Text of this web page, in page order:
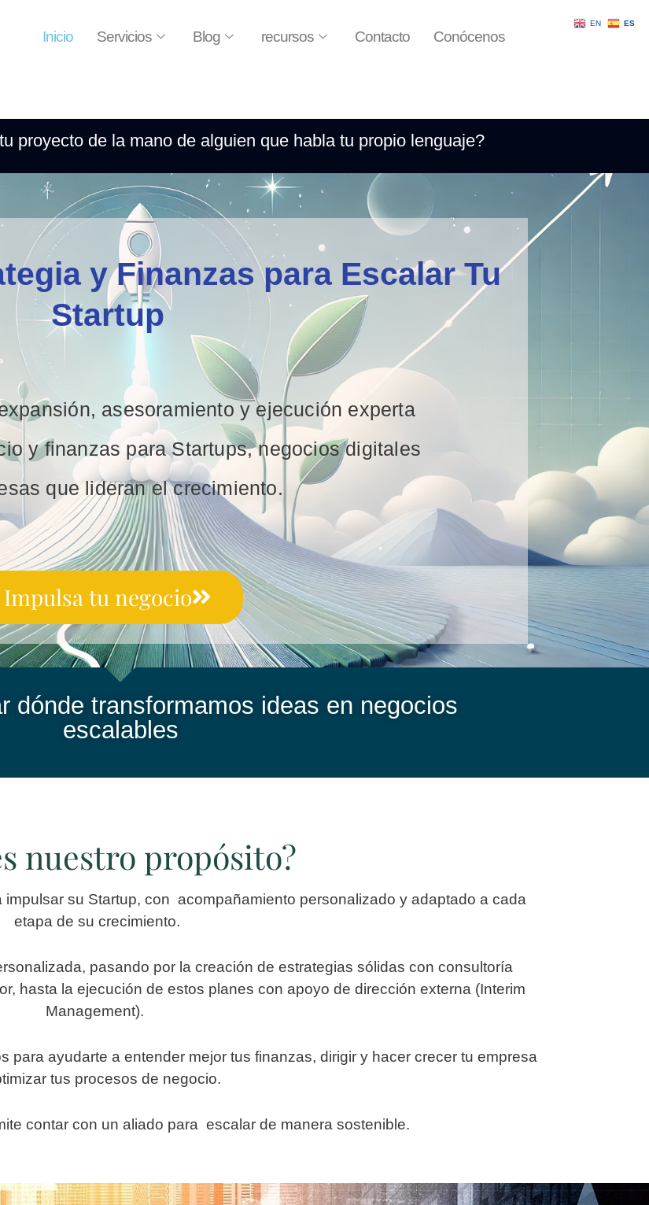
Inicio Servicios Blog recursos Contacto Conócenos
proyecto de la mano de alguien que habla tu propio lenguaje?
y Finanzas para Escalar Tu
Startup
asesoramiento y ejecución experta
y finanzas para Startups, negocios digitales
que lideran el crecimiento.
Impulsa tu negocio
dónde transformamos ideas en negocios
escalables
nuestro propósito?
su Startup, con acompañamiento personalizado y adaptado a cada
etapa de su crecimiento.
pasando por la creación de estrategias sólidas con consultoría
hasta la ejecución de estos planes con apoyo de dirección externa (Interim
Management).
para ayudarte a entender mejor tus finanzas, dirigir y hacer crecer tu empresa
tus procesos de negocio.
contar con un aliado para escalar de manera sostenible.
EN ES